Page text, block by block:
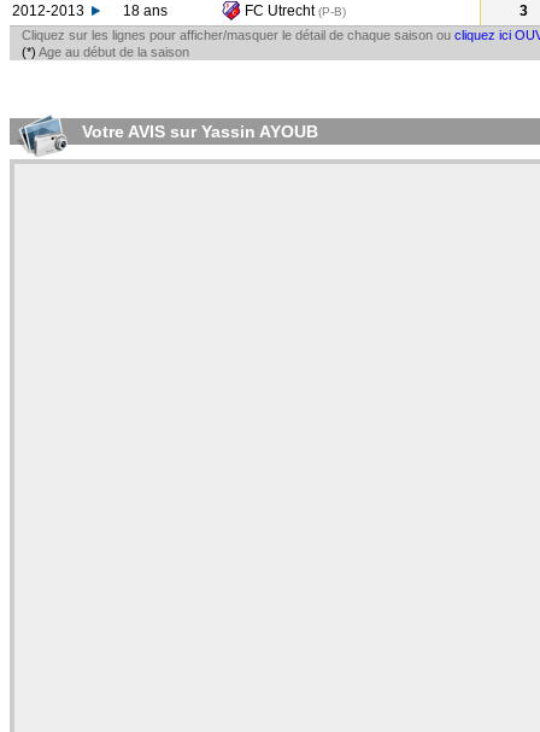
2012-2013
18 ans FC Utrecht(P-B) 3
Cliquez sur les lignes pour afficher/masquer le détail de chaque saison ou cliquez ici
(*) Age au début de la saison
Votre AVIS sur Yassin AYOUB